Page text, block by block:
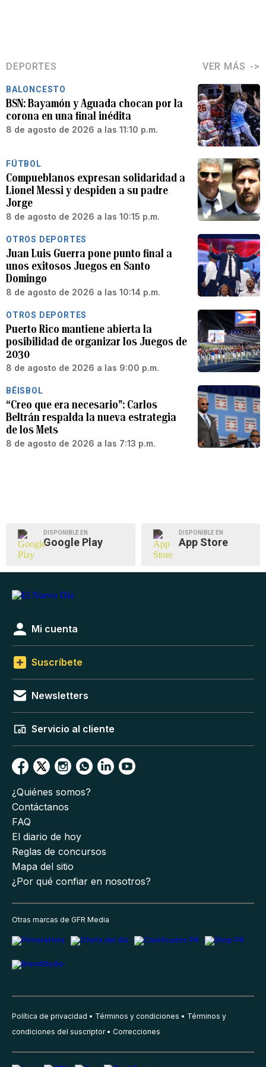
DEPORTES VER MÁS
BALONCESTO
BSN: Bayamón y Aguada chocan por la
corona en una final inédita
8 de agosto de 2026 a las 11:10 p.m.
FÚTBOL
Compueblanos expresan solidaridad a
Lionel Messi y despiden a su padre
Jorge
8 de agosto de 2026 a las 10:15 p.m.
OTROS DEPORTES
Juan Luis Guerra pone punto final a
unos exitosos Juegos en Santo
Domingo
8 de agosto de 2026 a las 10:14 p.m.
OTROS DEPORTES
Puerto Rico mantiene abierta la
posibilidad de organizar los Juegos de
2030
8 de agosto de 2026 a las 9:00 p.m.
BÉISBOL
“Creo que era necesario”: Carlos
Beltrán respalda la nueva estrategia
de los Mets
8 de agosto de 2026 a las 7:13 p.m.
DISPONIBLE EN
Google Play
DISPONIBLE EN
App Store
Mi cuenta
Suscríbete
Newsletters
Servicio al cliente
¿Quiénes somos?
Contáctanos
FAQ
El diario de hoy
Reglas de concursos
Mapa del sitio
¿Por qué confiar en nosotros?
Otras marcas de GFR Media
Política de privacidad Términos y condiciones
Términos y
condiciones del suscriptor
Correcciones